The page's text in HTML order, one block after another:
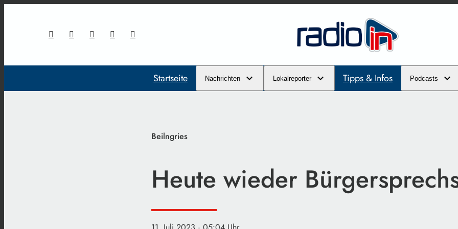
Startseite Nachrichten Lokalreporter Tipps & Infos Podcasts
Beilngries
Heute wieder